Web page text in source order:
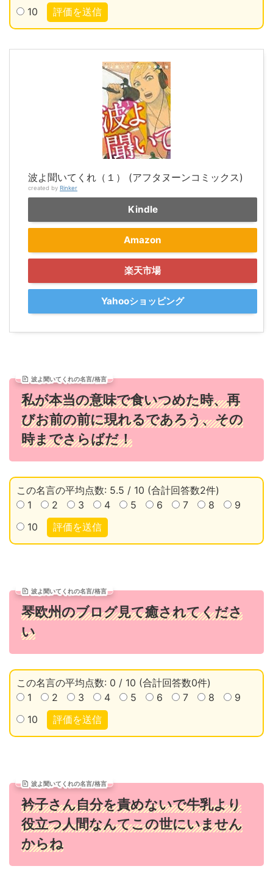
10 評価を送信
波よ聞いてくれ（１） (アフタヌーンコミックス)
created by Rinker
Kindle
Amazon
楽天市場
Yahooショッピング
波よ聞いてくれの名言/格言
私が本当の意味で食いつめた時、再
びお前の前に現れるであろう、その
時までさらばだ！
この名言の平均点数: 5.5 / 10 (合計回答数2件)
1
2 3 4 5 6 7 8
9
10
評価を送信
波よ聞いてくれの名言/格言
琴欧州のブログ見て癒されてくださ
い
この名言の平均点数: 0 / 10 (合計回答数0件)
1
2 3 4 5 6 7 8
9
10
評価を送信
波よ聞いてくれの名言/格言
衿子さん自分を責めないで牛乳より
役立つ人間なんてこの世にいません
からね